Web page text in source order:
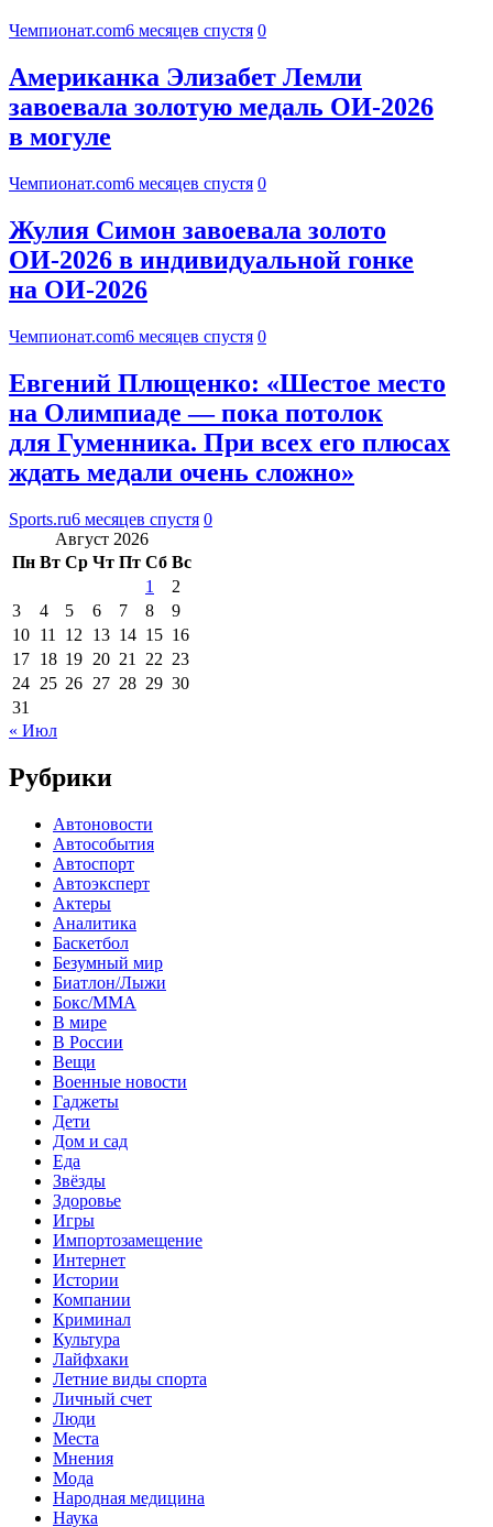
Чемпионат.com6 месяцев спустя 0
Американка Элизабет Лемли
завоевала золотую медаль ОИ-2026
в могуле
Чемпионат.com6 месяцев спустя 0
Жулия Симон завоевала золото
ОИ-2026 в индивидуальной гонке
на ОИ-2026
Чемпионат.com6 месяцев спустя 0
Евгений Плющенко: «Шестое место
на Олимпиаде — пока потолок
для Гуменника. При всех его плюсах
ждать медали очень сложно»
Sports.ru6 месяцев спустя 0
Август 2026
Пн Вт Ср Чт Пт Сб Вс
1
2
3
4 5 6 7 8
9
10 11 12 13 14 15 16
17 18 19 20 21 22 23
24 25 26 27 28 29 30
31
« Июл
Рубрики
Автоновости
Автособытия
Автоспорт
Автоэксперт
Актеры
Аналитика
Баскетбол
Безумный мир
Биатлон/Лыжи
Бокс/MMA
В мире
В России
Вещи
Военные новости
Гаджеты
Дети
Дом и сад
Еда
Звёзды
Здоровье
Игры
Импортозамещение
Интернет
Истории
Компании
Криминал
Культура
Лайфхаки
Летние виды спорта
Личный счет
Люди
Места
Мнения
Мода
Народная медицина
Наука